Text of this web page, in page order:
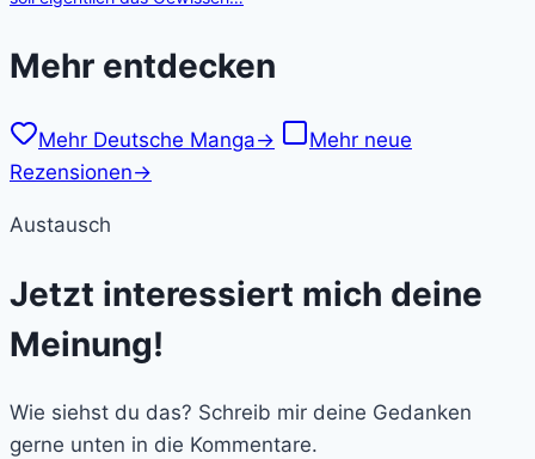
Mehr entdecken
Mehr Deutsche Manga→
Mehr neue
Rezensionen→
Austausch
Jetzt interessiert mich deine
Meinung!
Wie siehst du das? Schreib mir deine Gedanken
gerne unten in die Kommentare.